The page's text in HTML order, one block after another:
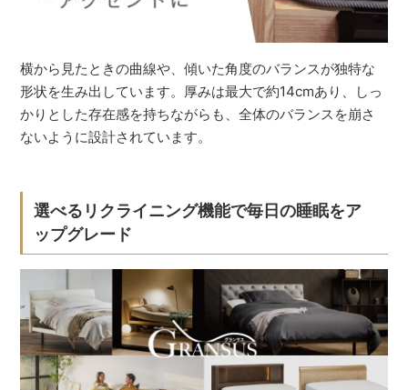
横から見たときの曲線や、傾いた角度のバランスが独特な
形状を生み出しています。厚みは最大で約14cmあり、しっ
かりとした存在感を持ちながらも、全体のバランスを崩さ
ないように設計されています。
選べるリクライニング機能で毎日の睡眠をア
ップグレード